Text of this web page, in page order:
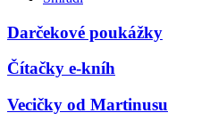
Darčekové poukážky
Čítačky e-kníh
Vecičky od Martinusu